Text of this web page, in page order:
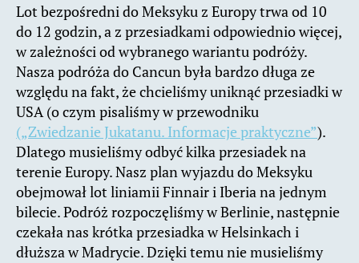
Lot bezpośredni do Meksyku z Europy trwa od 10
do 12 godzin, a z przesiadkami odpowiednio więcej,
w zależności od wybranego wariantu podróży.
Nasza podróża do Cancun była bardzo długa ze
względu na fakt, że chcieliśmy uniknąć przesiadki w
USA (o czym pisaliśmy w przewodniku
(„Zwiedzanie Jukatanu. Informacje praktyczne”).
Dlatego musieliśmy odbyć kilka przesiadek na
terenie Europy. Nasz plan wyjazdu do Meksyku
obejmował lot liniamii Finnair i Iberia na jednym
bilecie. Podróż rozpoczęliśmy w Berlinie, następnie
czekała nas krótka przesiadka w Helsinkach i
dłuższa w Madrycie. Dzięki temu nie musieliśmy